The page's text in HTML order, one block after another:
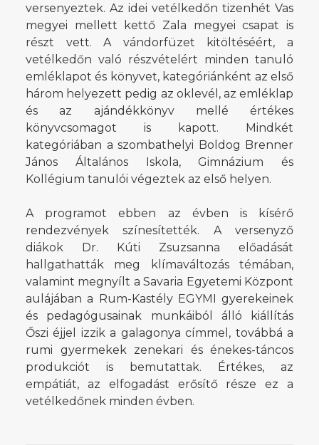
versenyeztek. Az idei vetélkedőn tizenhét Vas
megyei mellett kettő Zala megyei csapat is
részt vett. A vándorfüzet kitöltéséért, a
vetélkedőn való részvételért minden tanuló
emléklapot és könyvet, kategóriánként az első
három helyezett pedig az oklevél, az emléklap
és az ajándékkönyv mellé értékes
könyvcsomagot is kapott. Mindkét
kategóriában a szombathelyi Boldog Brenner
János Általános Iskola, Gimnázium és
Kollégium tanulói végeztek az első helyen.
A programot ebben az évben is kísérő
rendezvények színesítették. A versenyző
diákok Dr. Kúti Zsuzsanna előadását
hallgathatták meg klímaváltozás témában,
valamint megnyílt a Savaria Egyetemi Központ
aulájában a Rum-Kastély EGYMI gyerekeinek
és pedagógusainak munkáiból álló kiállítás
Őszi éjjel izzik a galagonya címmel, továbbá a
rumi gyermekek zenekari és énekes-táncos
produkciót is bemutattak. Értékes, az
empátiát, az elfogadást erősítő része ez a
vetélkedőnek minden évben.